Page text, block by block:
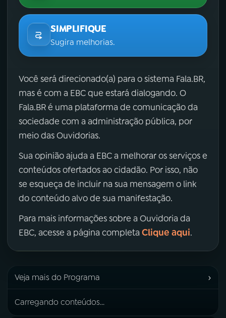
SIMPLIFIQUE
Sugira melhorias.
Você será direcionado(a) para o sistema Fala.BR,
mas é com a EBC que estará dialogando. O
Fala.BR é uma plataforma de comunicação da
sociedade com a administração pública, por
meio das Ouvidorias.
Sua opinião ajuda a EBC a melhorar os serviços e
conteúdos ofertados ao cidadão. Por isso, não
se esqueça de incluir na sua mensagem o link
do conteúdo alvo de sua manifestação.
Para mais informações sobre a Ouvidoria da
EBC, acesse a página completa Clique aqui.
Veja mais do Programa ›
Carregando conteúdos...